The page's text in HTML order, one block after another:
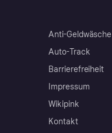
Anti-Geldwäsche
Auto-Track
Barrierefreiheit
Impressum
Wikipink
Kontakt